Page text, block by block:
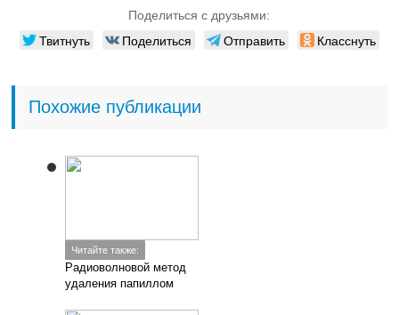
Поделиться с друзьями:
Твитнуть Поделиться Отправить Класснуть
Похожие публикации
Читайте также:
Радиоволновой метод
удаления папиллом